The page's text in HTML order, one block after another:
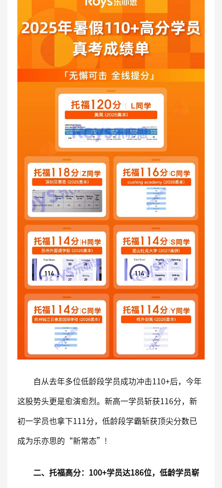
自从去年多位低龄段学员成功冲击110+后，今年
这股势头更是愈演愈烈。新高一学员斩获116分，新
初一学员也拿下111分，低龄段学霸斩获顶尖分数已
成为乐亦思的“新常态”!
二、托福高分：100+学员达186位，低龄学员崭